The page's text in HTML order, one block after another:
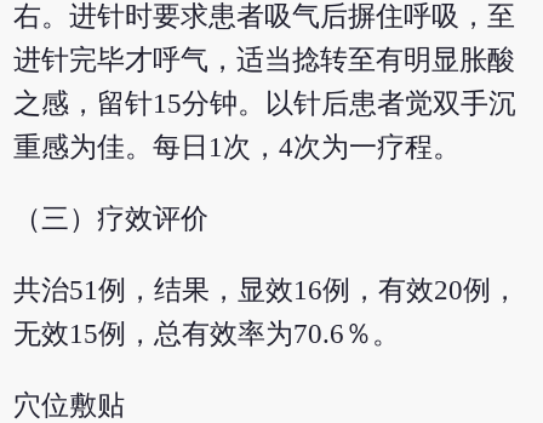
右。进针时要求患者吸气后摒住呼吸，至
进针完毕才呼气，适当捻转至有明显胀酸
之感，留针15分钟。以针后患者觉双手沉
重感为佳。每日1次，4次为一疗程。
（三）疗效评价
共治51例，结果，显效16例，有效20例，
无效15例，总有效率为70.6％。
穴位敷贴